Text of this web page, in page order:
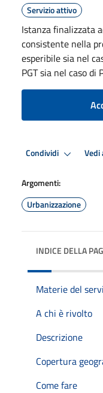
Servizio attivo
Istanza finalizzata
consistente nella
esperibile sia nel
PGT sia nel caso
Condividi Vedi
Argomenti:
Urbanizzazione
INDICE DELLA
Materie del
A chi è rivolto
Descrizione
Copertura
Come fare